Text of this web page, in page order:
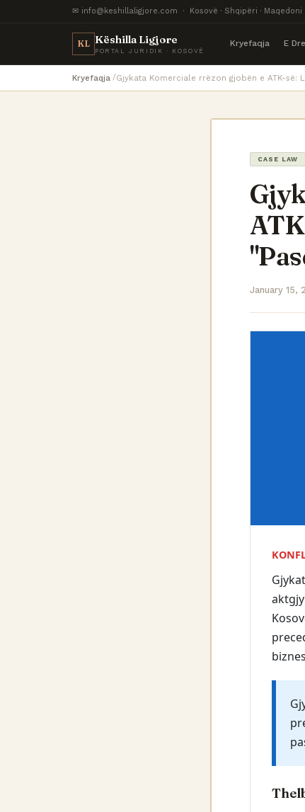
✉ info@keshillaligjore.com · Kosovë · Shqipëri · Maqedoni
KL Këshilla Ligjore
PORTAL JURIDIK · KOSOVË
Kryefaqja E
Kryefaqja Gjykata Komerciale rrëzon gjobën e ATK-së:
CASE LAW
January 15,